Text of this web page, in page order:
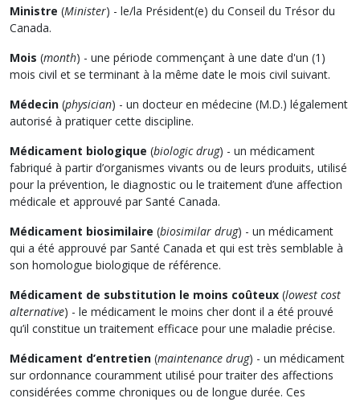
Ministre (Minister) - le/la Président(e) du Conseil du Trésor du
Canada.
Mois (month) - une période commençant à une date d'un (1)
mois civil et se terminant à la même date le mois civil suivant.
Médecin (physician) - un docteur en médecine (M.D.) légalement
autorisé à pratiquer cette discipline.
Médicament biologique (biologic drug) - un médicament
fabriqué à partir d’organismes vivants ou de leurs produits, utilisé
pour la prévention, le diagnostic ou le traitement d’une affection
médicale et approuvé par Santé Canada.
Médicament biosimilaire (biosimilar drug) - un médicament
qui a été approuvé par Santé Canada et qui est très semblable à
son homologue biologique de référence.
Médicament de substitution le moins coûteux (lowest cost
alternative) - le médicament le moins cher dont il a été prouvé
qu’il constitue un traitement efficace pour une maladie précise.
Médicament d’entretien (maintenance drug) - un médicament
sur ordonnance couramment utilisé pour traiter des affections
considérées comme chroniques ou de longue durée. Ces